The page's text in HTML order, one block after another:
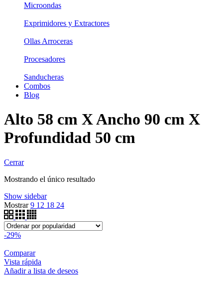
Microondas
Exprimidores y Extractores
Ollas Arroceras
Procesadores
Sanducheras
Combos
Blog
Alto 58 cm X Ancho 90 cm X
Profundidad 50 cm
Cerrar
Mostrando el único resultado
Show sidebar
Mostrar9 12 18 24
-29%
Comparar
Vista rápida
Añadir a lista de deseos